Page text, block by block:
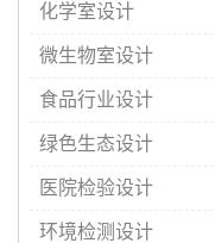
化学室设计
微生物室设计
食品行业设计
绿色生态设计
医院检验设计
环境检测设计